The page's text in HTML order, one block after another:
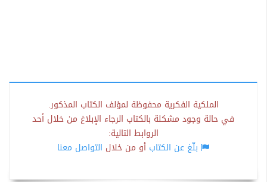
الملكية الفكرية محفوظة لمؤلف الكتاب المذكور.
في حالة وجود مشكلة بالكتاب الرجاء الإبلاغ من خلال أحد
الروابط التالية:
بلّغ عن الكتاب أو من خلال التواصل معنا